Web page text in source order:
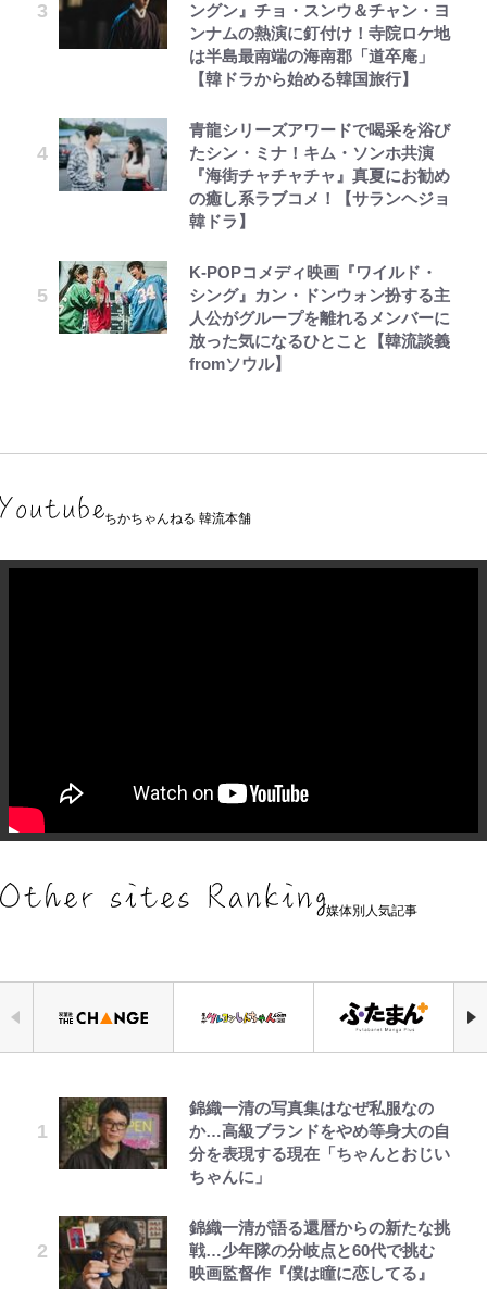
ングン』チョ・スンウ＆チャン・ヨ
ンナムの熱演に釘付け！寺院ロケ地
は半島最南端の海南郡「道卒庵」
【韓ドラから始める韓国旅行】
青龍シリーズアワードで喝采を浴び
たシン・ミナ！キム・ソンホ共演
『海街チャチャチャ』真夏にお勧め
の癒し系ラブコメ！【サランヘジョ
韓ドラ】
K-POPコメディ映画『ワイルド・
シング』カン・ドンウォン扮する主
人公がグループを離れるメンバーに
放った気になるひとこと【韓流談義
fromソウル】
ちかちゃんねる 韓流本舗
媒体別人気記事
錦織一清の写真集はなぜ私服なの
か…高級ブランドをやめ等身大の自
分を表現する現在「ちゃんとおじい
ちゃんに」
錦織一清が語る還暦からの新たな挑
戦…少年隊の分岐点と60代で挑む
映画監督作『僕は瞳に恋してる』
でっかい男になりたいゾ
「自分の絵ごと、このジャンルはそ
ろそろ終わりかな」江口寿史が炎上
を経て樋口毅宏に語ったこと
ンのコラボがスタート！ “別班饅
頭”や限定グッズ登場にファン感激
「これは買うしかない！」
千葉雄大、ほっそりイケメン近影に
「顔パンパンだったのに」反響 視
聴者が想った激変の納得理由
の“共演”ショットに「夫婦で写っ
てるの尊い」 長女はもう23歳
空の轍と大地の雲と 第1回
｢めーっちゃオシャじゃん｣中田英
寿やトッティも愛した名門ローマ、
新アウェイユニが大評判！｢カッコ
いい｣｢好きなデザイン｣｢今年は2nd
浦和と千葉の首をかしげる主力放
出、柏リカルドの下で新加入2人が
荒々しい「火山帯」の一端にいるこ
とを体感！ 登頂約10分でも大迫力
「吾妻小富士」火口を1周する「1
時間半ハイキング」パノラマ絶景レ
青く美しい「幸せのブルービー」の
正体とは？ 身近な場所で見つける
公式-ヒロインが来る前に妊娠しま
した~詰んだはずの悪役令嬢です
が、どうやら違うようです~ 第1話
追放された僻地で無双する~幻とな
った種族の美少女たちを育てて辺境
を開拓~ 第23話(3)